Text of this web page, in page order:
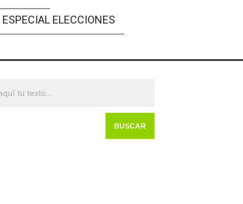
ESPECIAL ELECCIONES